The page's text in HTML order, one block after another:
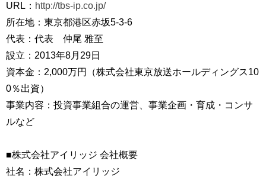
URL： http://tbs-ip.co.jp/
所在地：東京都港区赤坂5-3-6
代表：代表 仲尾 雅至
設立：2013年8月29日
資本金：2,000万円（株式会社東京放送ホールディングス10
0％出資）
事業内容：投資事業組合の運営、事業企画・育成・コンサ
ルなど
■株式会社アイリッジ 会社概要
社名：株式会社アイリッジ